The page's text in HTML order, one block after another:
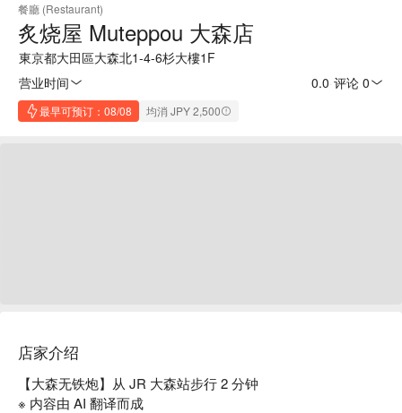
餐廳 (Restaurant)
炙烧屋 Muteppou 大森店
東京都大田區大森北1-4-6杉大樓1F
营业时间
0.0 评论 0
最早可预订：08/08 均消 JPY 2,500
店家介绍
【大森无铁炮】从 JR 大森站步行 2 分钟
※ 内容由 AI 翻译而成